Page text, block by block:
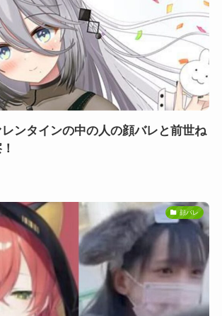
ンタインの中の人の顔バレと前世ね
顔バレ